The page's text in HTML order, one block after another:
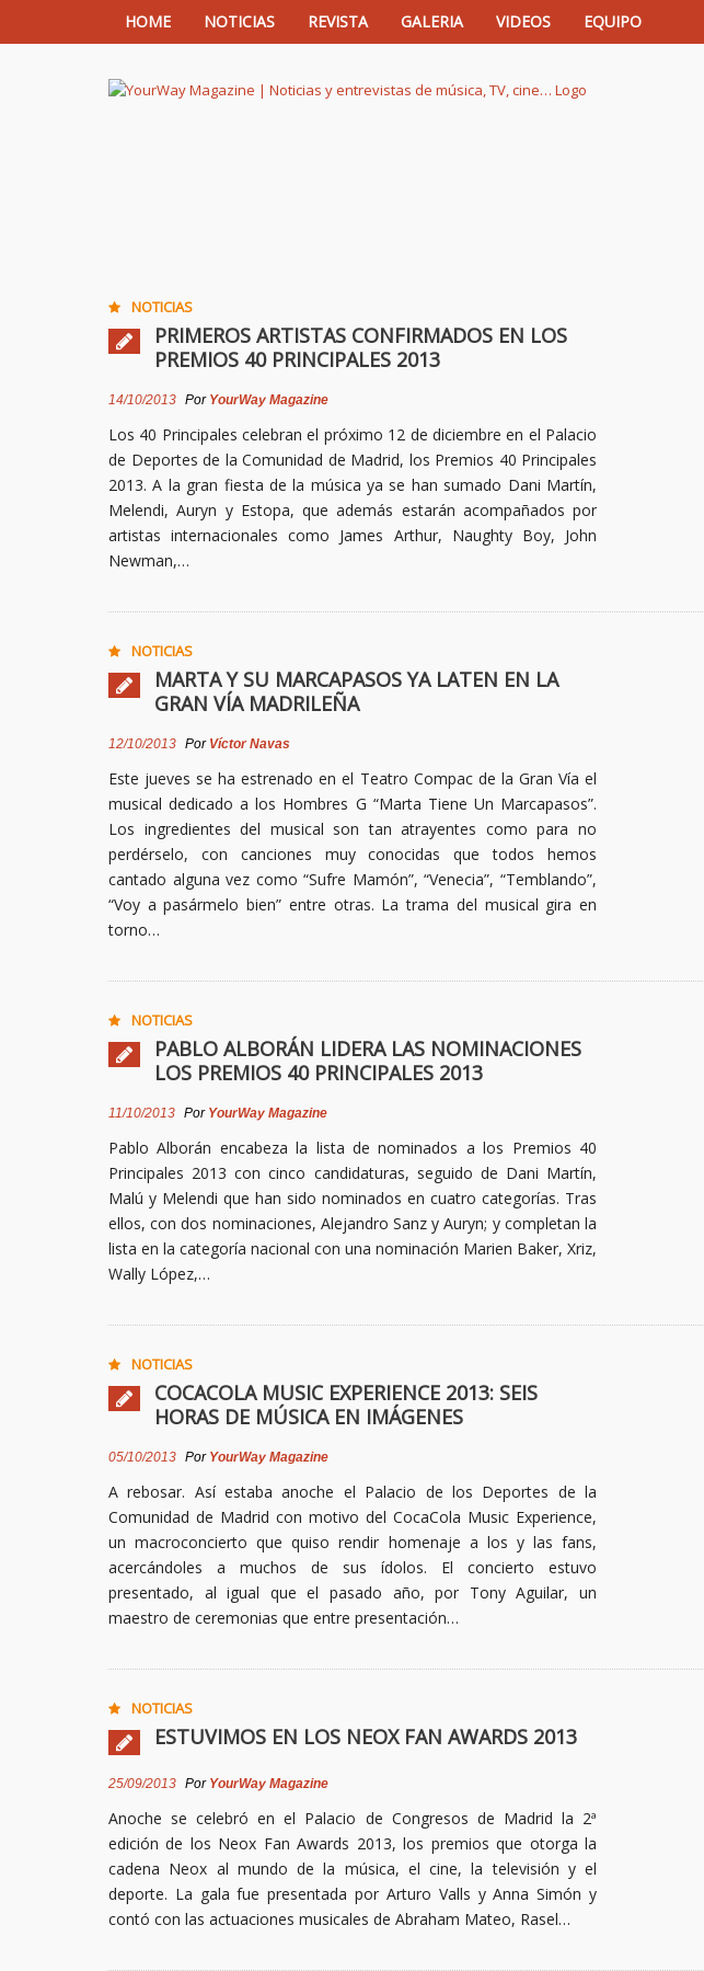
HOME NOTICIAS REVISTA GALERIA VIDEOS EQUIPO
NOTICIAS
PRIMEROS ARTISTAS CONFIRMADOS EN LOS
PREMIOS 40 PRINCIPALES 2013
14/10/2013 Por YourWay Magazine
Los 40 Principales celebran el próximo 12 de diciembre en el Palacio
de Deportes de la Comunidad de Madrid, los Premios 40 Principales
2013. A la gran fiesta de la música ya se han sumado Dani Martín,
Melendi, Auryn y Estopa, que además estarán acompañados por
artistas internacionales como James Arthur, Naughty Boy, John
Newman,…
NOTICIAS
MARTA Y SU MARCAPASOS YA LATEN EN LA
GRAN VÍA MADRILEÑA
12/10/2013 Por Víctor Navas
Este jueves se ha estrenado en el Teatro Compac de la Gran Vía el
musical dedicado a los Hombres G “Marta Tiene Un Marcapasos”.
Los ingredientes del musical son tan atrayentes como para no
perdérselo, con canciones muy conocidas que todos hemos
cantado alguna vez como “Sufre Mamón”, “Venecia”, “Temblando”,
“Voy a pasármelo bien” entre otras. La trama del musical gira en
torno…
NOTICIAS
PABLO ALBORÁN LIDERA LAS NOMINACIONES
LOS PREMIOS 40 PRINCIPALES 2013
11/10/2013 Por YourWay Magazine
Pablo Alborán encabeza la lista de nominados a los Premios 40
Principales 2013 con cinco candidaturas, seguido de Dani Martín,
Malú y Melendi que han sido nominados en cuatro categorías. Tras
ellos, con dos nominaciones, Alejandro Sanz y Auryn; y completan la
lista en la categoría nacional con una nominación Marien Baker, Xriz,
Wally López,…
NOTICIAS
COCACOLA MUSIC EXPERIENCE 2013: SEIS
HORAS DE MÚSICA EN IMÁGENES
05/10/2013 Por YourWay Magazine
A rebosar. Así estaba anoche el Palacio de los Deportes de la
Comunidad de Madrid con motivo del CocaCola Music Experience,
un macroconcierto que quiso rendir homenaje a los y las fans,
acercándoles a muchos de sus ídolos. El concierto estuvo
presentado, al igual que el pasado año, por Tony Aguilar, un
maestro de ceremonias que entre presentación…
NOTICIAS
ESTUVIMOS EN LOS NEOX FAN AWARDS 2013
25/09/2013 Por YourWay Magazine
Anoche se celebró en el Palacio de Congresos de Madrid la 2ª
edición de los Neox Fan Awards 2013, los premios que otorga la
cadena Neox al mundo de la música, el cine, la televisión y el
deporte. La gala fue presentada por Arturo Valls y Anna Simón y
contó con las actuaciones musicales de Abraham Mateo, Rasel…